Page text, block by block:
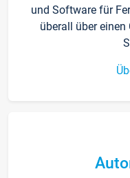
und Software für
überall über einen